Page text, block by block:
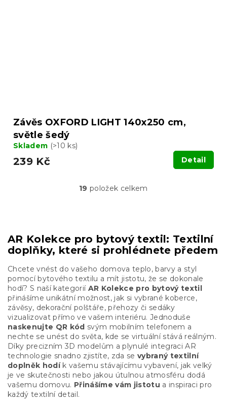
Závěs OXFORD LIGHT 140x250 cm,
světle šedý
Skladem (>10 ks)
239 Kč Detail
O
a
c
p
r
v
k
y
v
ý
p
i
s
u
19 položek celkem
AR Kolekce pro bytový textil: Textilní
doplňky, které si prohlédnete předem
Chcete vnést do vašeho domova teplo, barvy a styl
pomocí bytového textilu a mít jistotu, že se dokonale
hodí? S naší kategorií AR Kolekce pro bytový textil
přinášíme unikátní možnost, jak si vybrané koberce,
závěsy, dekorační polštáře, přehozy či sedáky
vizualizovat přímo ve vašem interiéru. Jednoduše
naskenujte QR kód svým mobilním telefonem a
nechte se unést do světa, kde se virtuální stává reálným.
Díky precizním 3D modelům a plynulé integraci AR
technologie snadno zjistíte, zda se vybraný textilní
doplněk hodík vašemu stávajícímu vybavení, jak velký
je ve skutečnosti nebo jakou útulnou atmosféru dodá
vašemu domovu. Přinášíme vám jistotu a inspiraci pro
každý textilní detail.